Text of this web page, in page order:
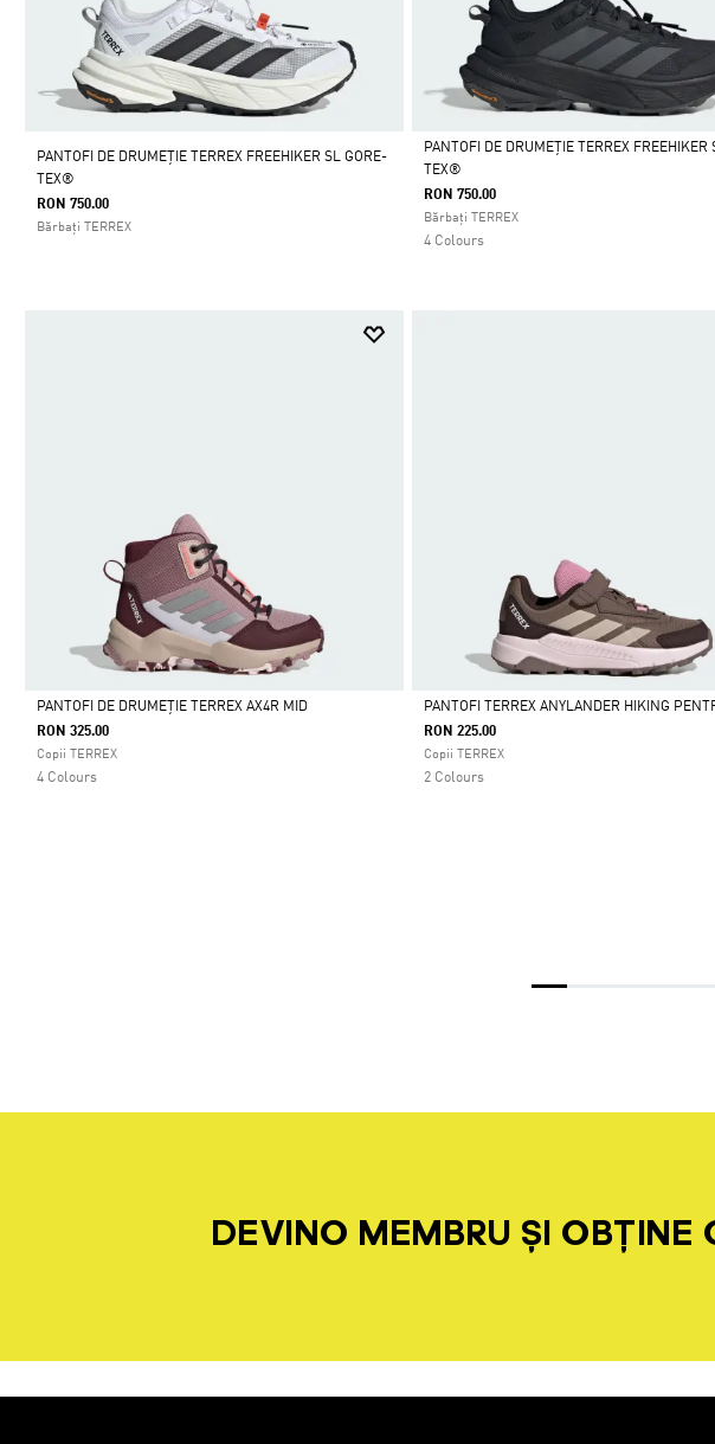
PANTOFI DE DRUMEȚIE TERREX FREEHIKER SL GORE-
TEX®
RON 750.00
Bărbați TERREX
Da
PANTOFI DE DRUMEȚIE TERREX FREEHIKER
TEX®
RON 750.00
Bărbați TERREX
4 Colours
Da
PANTOFI DE DRUMEȚIE TERREX AX4R MID
RON 325.00
Copii TERREX
4 Colours
Da
PANTOFI TERREX ANYLANDER HIKING
RON 225.00
Copii TERREX
2 Colours
DEVINO MEMBRU ȘI OBȚINE